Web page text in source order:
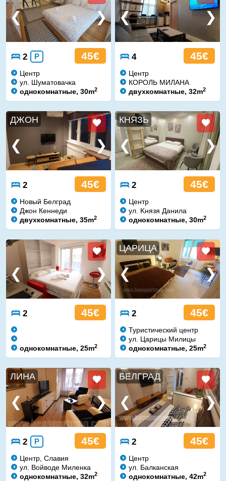
2 P 45€
Центр
ул. Шуматовачка
однокомнатные, 30m2
4 45€
Центр
КОРОЛЬ МИЛАНА
двухкомнатные, 32m2
ДЖОН
2 45€
Новый Белград
Джон Кеннеди
двухкомнатные, 35m2
КНЯЗЬ
2 45€
Центр
ул. Kнязя Данила
однокомнатные, 30m2
2 45€
однокомнатные, 25m2
ЦАРИЦА
2 45€
Туристический центр
ул. Царицы Милицы
однокомнатные, 25m2
ЛИНА
2 P 45€
Центр, Славия
ул. Войводе Миленка
однокомнатные, 32m2
БЕЛГРАД
2 45€
Центр
ул. Балканская
однокомнатные, 42m2